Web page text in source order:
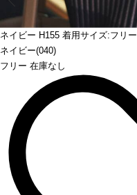
ネイビー H155 着用サイズ:フリー
ネイビー(040)
フリー 在庫なし